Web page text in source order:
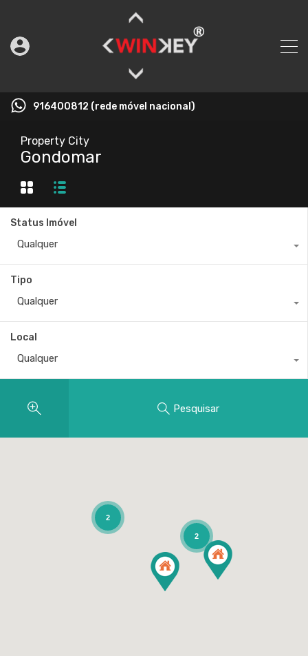
916400812 (rede móvel nacional)
Property City
Gondomar
Status Imóvel
Qualquer
Tipo
Qualquer
Local
Qualquer
Pesquisar
2
2